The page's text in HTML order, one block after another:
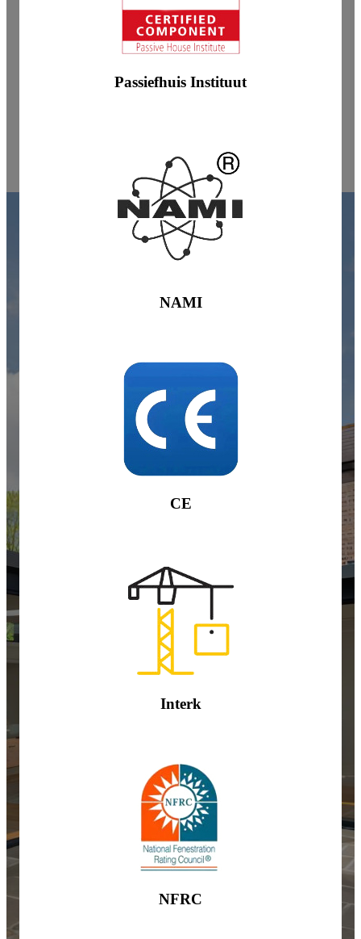
Passiefhuis Instituut
NAMI
CE
Interk
NFRC